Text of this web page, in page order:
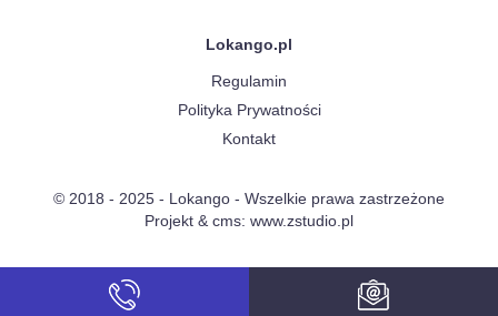
Lokango.pl
Regulamin
Polityka Prywatności
Kontakt
© 2018 - 2025 - Lokango - Wszelkie prawa zastrzeżone
Projekt & cms: www.zstudio.pl